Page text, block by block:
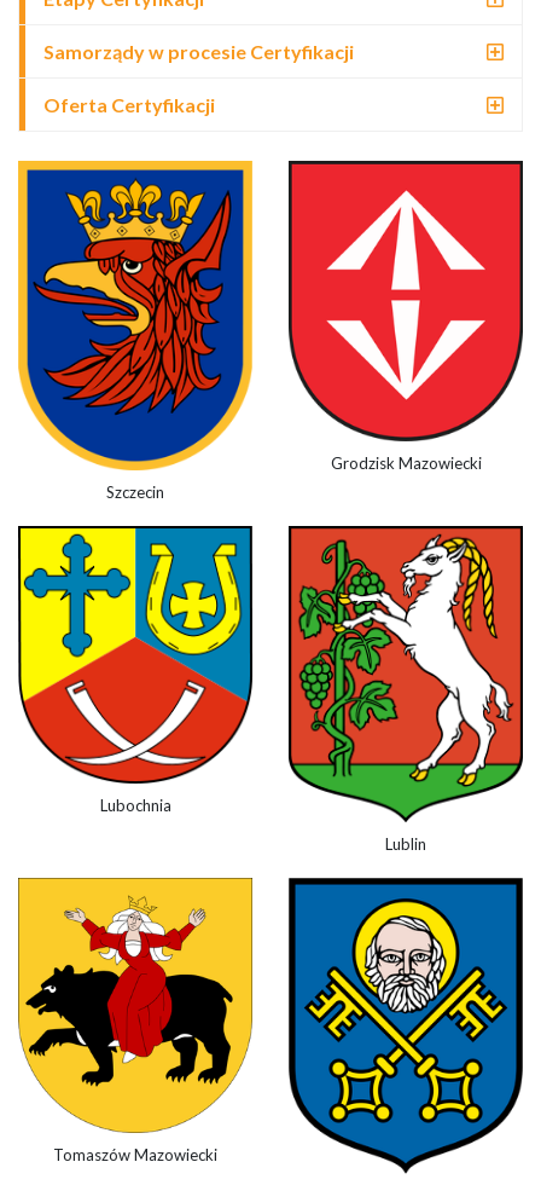
Samorządy w procesie Certyfikacji
Oferta Certyfikacji
Szczecin
Grodzisk Mazowiecki
Lubochnia
Lublin
Tomaszów Mazowiecki